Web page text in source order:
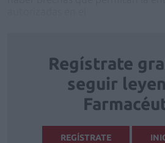
Regístrate
seguir
REGÍSTRATE